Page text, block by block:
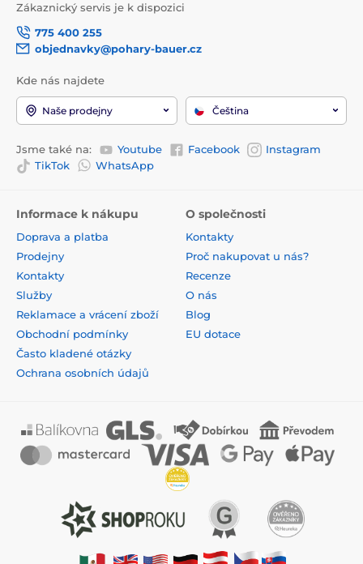
Zákaznický servis je k dispozici
775 400 255
objednavky@pohary-bauer.cz
Kde nás najdete
Naše prodejny Čeština
Jsme také na: Youtube Facebook
Instagram
TikTok
WhatsApp
Informace k nákupu
Doprava a platba
Prodejny
Kontakty
Služby
Reklamace a vrácení zboží
Obchodní podmínky
Často kladené otázky
Ochrana osobních údajů
O společnosti
Kontakty
Proč nakupovat u nás?
Recenze
O nás
Blog
EU dotace